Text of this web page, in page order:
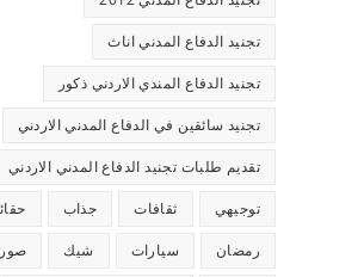
تجنيد الدفاع المدني اناث
تجنيد الدفاع المندي الاردني ذكور
تجنيد سائقين في الدفاع المدني الاردني
تقديم طلبات تجنيد الدفاع المدني الاردني
توجيهي ثقافات جذاب
رمضان سيارات شيك صور